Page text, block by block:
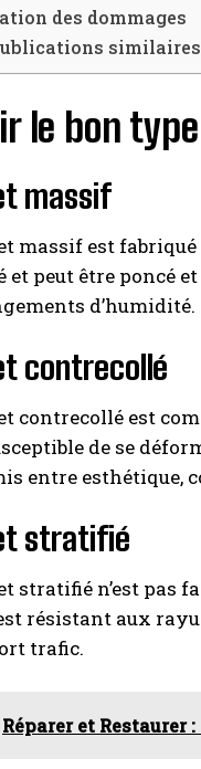
des dommages
similaires
le bon
massif
massif est fabriqué
et peut être poncé
d’humidité.
contrecollé
contrecollé est
de se
entre esthétique,
stratifié
stratifié n’est pas
résistant aux
trafic.
Réparer et Restaurer